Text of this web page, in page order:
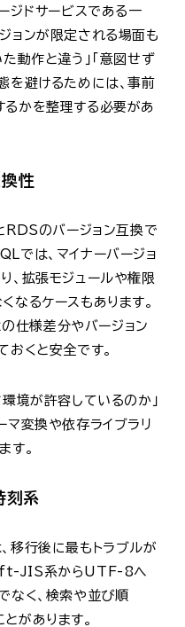
ジドサービスである一
ョンが限定される場面も
動作と違う」「意図せず
を避けるためには、事前
かを整理する必要があ
性
RDSのバージョン互換で
は、マイナーバージョ
、拡張モジュールや権限
なるケースもあります。
仕様差分やバージョン
おくと安全です。
環境が許容しているのか」
マ変換や依存ライブラリ
す。
刻系
移行後に最もトラブルが
JIS系からUTF-8へ
なく、検索や並び順
があります。